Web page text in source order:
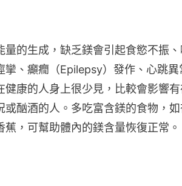
量的生成，缺乏鎂會引起食慾不振
攣、癲癇（Epilepsy）發作、心跳
健康的人身上很少見，比較會影響
或酗酒的人。多吃富含鎂的食物，
，可幫助體內的鎂含量恢復正常。